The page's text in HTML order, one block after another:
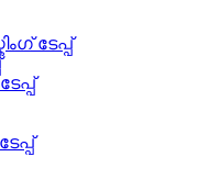
ടേപ്പ്